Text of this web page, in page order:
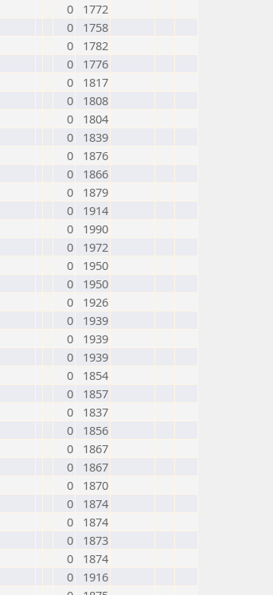
0
1772
0
1758
0
1782
0
1776
0
1817
0
1808
0
1804
0
1839
0
1876
0
1866
0
1879
0
1914
0
1990
0
1972
0
1950
0
1950
0
1926
0
1939
0
1939
0
1939
0
1854
0
1857
0
1837
0
1856
0
1867
0
1867
0
1870
0
1874
0
1874
0
1873
0
1874
0
1916